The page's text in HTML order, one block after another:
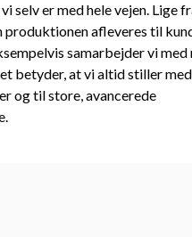
selv er med hele vejen. Lige
afleveres til
samarbejder vi med
betyder, at vi altid stiller
og til store, avancerede